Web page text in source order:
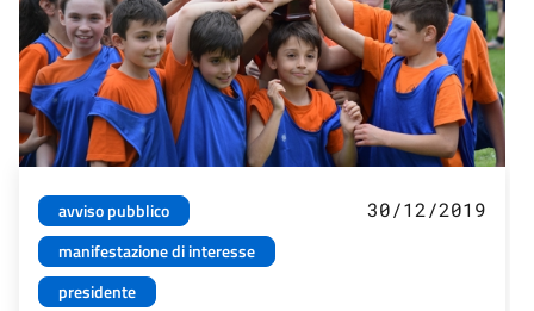
avviso pubblico
manifestazione di interesse
presidente
30/12/2019